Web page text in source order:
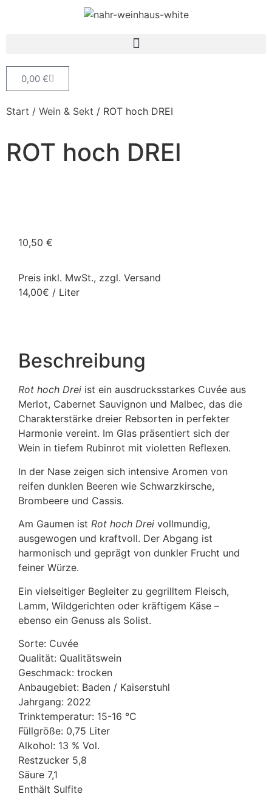
0,00 €
Start / Wein & Sekt / ROT hoch DREI
ROT hoch DREI
10,50 €
Preis inkl. MwSt., zzgl. Versand
14,00€ / Liter
Beschreibung
Rot hoch Drei ist ein ausdrucksstarkes Cuvée aus
Merlot, Cabernet Sauvignon und Malbec, das die
Charakterstärke dreier Rebsorten in perfekter
Harmonie vereint. Im Glas präsentiert sich der
Wein in tiefem Rubinrot mit violetten Reflexen.
In der Nase zeigen sich intensive Aromen von
reifen dunklen Beeren wie Schwarzkirsche,
Brombeere und Cassis.
Am Gaumen ist Rot hoch Drei vollmundig,
ausgewogen und kraftvoll. Der Abgang ist
harmonisch und geprägt von dunkler Frucht und
feiner Würze.
Ein vielseitiger Begleiter zu gegrilltem Fleisch,
Lamm, Wildgerichten oder kräftigem Käse –
ebenso ein Genuss als Solist.
Sorte: Cuvée
Qualität: Qualitätswein
Geschmack: trocken
Anbaugebiet: Baden / Kaiserstuhl
Jahrgang: 2022
Trinktemperatur: 15-16 °C
Füllgröße: 0,75 Liter
Alkohol: 13 % Vol.
Restzucker 5,8
Säure 7,1
Enthält Sulfite